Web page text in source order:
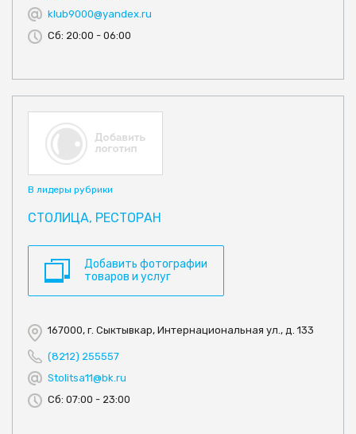
klub9000@yandex.ru
Сб: 20:00 - 06:00
В лидеры рубрики
СТОЛИЦА, РЕСТОРАН
Добавить фотографии
товаров и услуг
167000, г. Сыктывкар, Интернациональная ул., д. 133
(8212) 255557
Stolitsa11@bk.ru
Сб: 07:00 - 23:00